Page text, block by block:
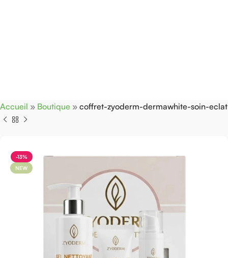
Accueil » Boutique » coffret-zyoderm-dermawhite-soin-
-13%
NEW